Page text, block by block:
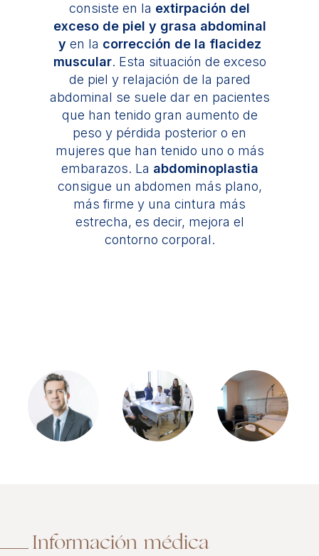
consiste en la extirpación del
exceso de piel y grasa abdominal
y en la corrección de la flacidez
muscular. Esta situación de exceso
de piel y relajación de la pared
abdominal se suele dar en pacientes
que han tenido gran aumento de
peso y pérdida posterior o en
mujeres que han tenido uno o más
embarazos. La abdominoplastia
consigue un abdomen más plano,
más firme y una cintura más
estrecha, es decir, mejora el
contorno corporal.
Información médica